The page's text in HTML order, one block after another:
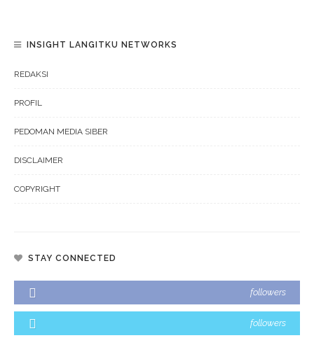
INSIGHT LANGITKU NETWORKS
REDAKSI
PROFIL
PEDOMAN MEDIA SIBER
DISCLAIMER
COPYRIGHT
STAY CONNECTED
followers
followers